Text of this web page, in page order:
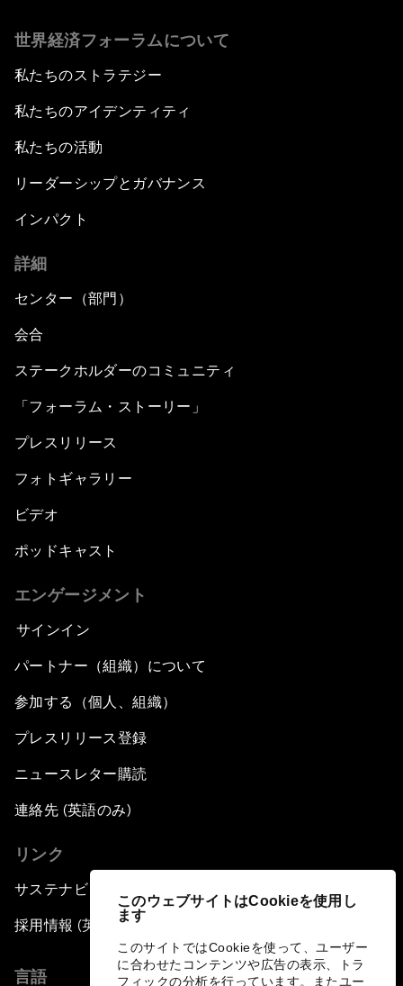
このウェブサイトはCookieを使用し
ます
このサイトではCookieを使って、ユーザー
に合わせたコンテンツや広告の表示、トラ
フィックの分析を行っています。またユー
世界経済フォーラムについて
私たちのストラテジー
私たちのアイデンティティ
私たちの活動
リーダーシップとガバナンス
インパクト
詳細
センター（部門）
会合
ステークホルダーのコミュニティ
「フォーラム・ストーリー」
プレスリリース
フォトギャラリー
ビデオ
ポッドキャスト
エンゲージメント
サインイン
パートナー（組織）について
参加する（個人、組織）
プレスリリース登録
ニュースレター購読
連絡先 (英語のみ)
リンク
サステナビリティへの取り組み
採用情報 (英語のみ)
言語